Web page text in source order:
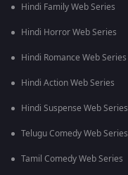
Hindi Family Web Series
Hindi Horror Web Series
Hindi Romance Web Series
Hindi Action Web Series
Hindi Suspense Web Series
Telugu Comedy Web Series
Tamil Comedy Web Series